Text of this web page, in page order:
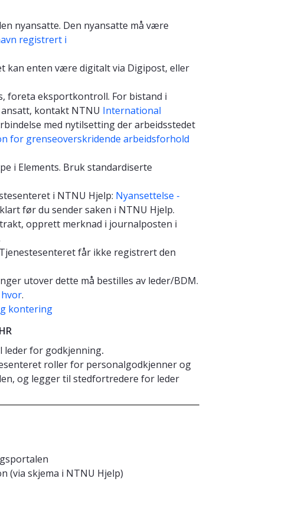
nyansatte. Den nyansatte må være
registrert i
kan enten være digitalt via Digipost, eller
foreta eksportkontroll. For bistand i
kontakt NTNU International
med nytilsetting der arbeidsstedet
for grenseoverskridende arbeidsforhold
i Elements. Bruk standardiserte
i NTNU Hjelp: Nyansettelse -
før du sender saken i NTNU Hjelp.
opprett merknad i journalposten i
får ikke registrert den
utover dette må bestilles av leder/BDM.
hvor.
kontering
leder for godkjenning.
roller for personalgodkjenner og
og legger til stedfortredere for leder
(via skjema i NTNU Hjelp)